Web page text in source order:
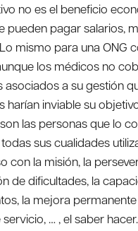
no es el beneficio
pueden pagar salarios,
mismo para una ONG
los médicos no
asociados a su gestión
harían inviable su
las personas que lo
sus cualidades
con la misión, la
de dificultades, la
la mejora permanente
… , el saber